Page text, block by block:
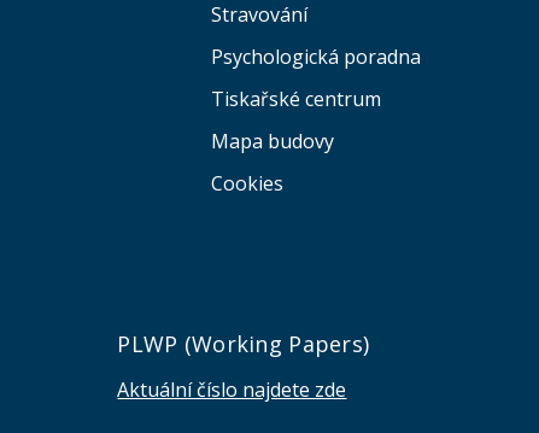
Stravování
Psychologická poradna
Tiskařské centrum
Mapa budovy
Cookies
PLWP (Working Papers)
Aktuální číslo najdete zde